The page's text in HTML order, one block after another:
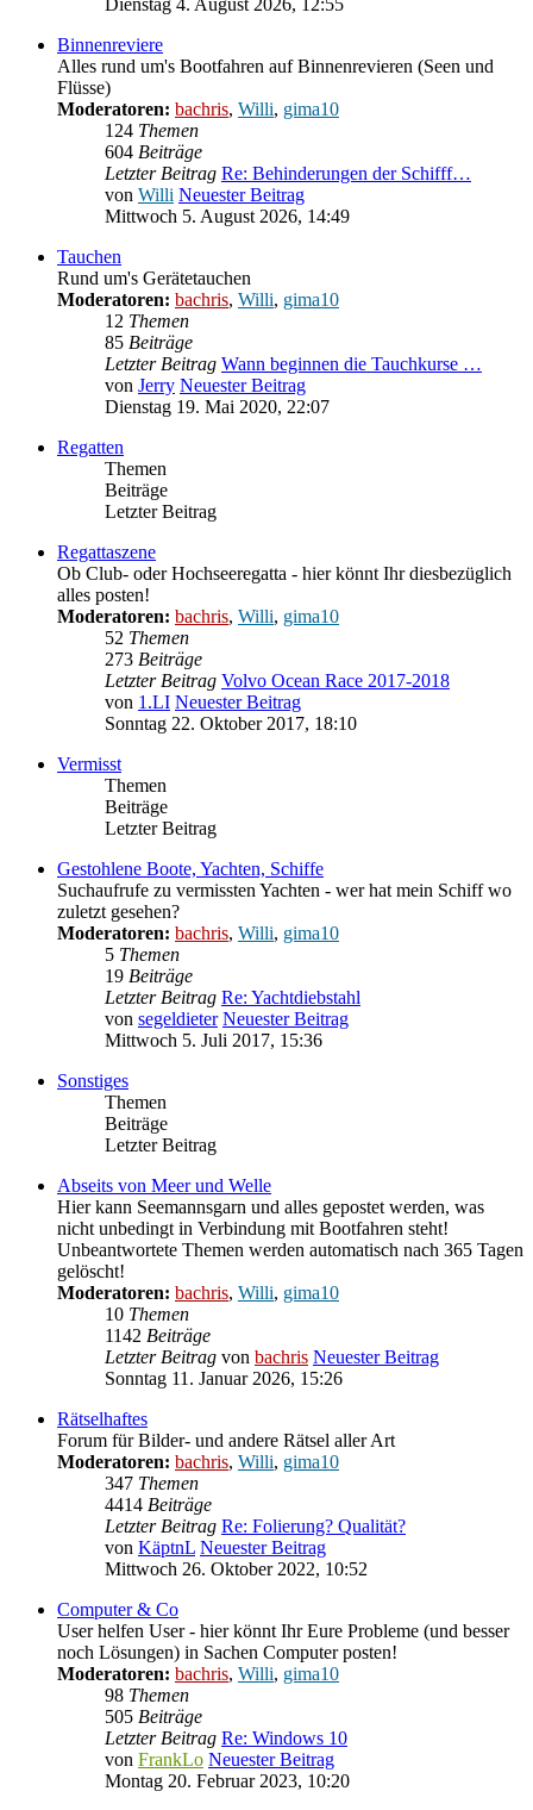
Dienstag 4. August 2026, 12:55
Binnenreviere
Alles rund um's Bootfahren auf Binnenrevieren (Seen und
Flüsse)
Moderatoren: bachris, Willi, gima10
124 Themen
604 Beiträge
Letzter Beitrag Re: Behinderungen der Schifff…
von Willi Neuester Beitrag
Mittwoch 5. August 2026, 14:49
Tauchen
Rund um's Gerätetauchen
Moderatoren: bachris, Willi, gima10
12 Themen
85 Beiträge
Letzter Beitrag Wann beginnen die Tauchkurse …
von Jerry Neuester Beitrag
Dienstag 19. Mai 2020, 22:07
Regatten
Themen
Beiträge
Letzter Beitrag
Regattaszene
Ob Club- oder Hochseeregatta - hier könnt Ihr diesbezüglich
alles posten!
Moderatoren: bachris, Willi, gima10
52 Themen
273 Beiträge
Letzter Beitrag Volvo Ocean Race 2017-2018
von 1.LI Neuester Beitrag
Sonntag 22. Oktober 2017, 18:10
Vermisst
Themen
Beiträge
Letzter Beitrag
Gestohlene Boote, Yachten, Schiffe
Suchaufrufe zu vermissten Yachten - wer hat mein Schiff wo
zuletzt gesehen?
Moderatoren: bachris, Willi, gima10
5 Themen
19 Beiträge
Letzter Beitrag Re: Yachtdiebstahl
von segeldieter Neuester Beitrag
Mittwoch 5. Juli 2017, 15:36
Sonstiges
Themen
Beiträge
Letzter Beitrag
Abseits von Meer und Welle
Hier kann Seemannsgarn und alles gepostet werden, was
nicht unbedingt in Verbindung mit Bootfahren steht!
Unbeantwortete Themen werden automatisch nach 365 Tagen
gelöscht!
Moderatoren: bachris, Willi, gima10
10 Themen
1142 Beiträge
Letzter Beitrag von bachris Neuester Beitrag
Sonntag 11. Januar 2026, 15:26
Rätselhaftes
Forum für Bilder- und andere Rätsel aller Art
Moderatoren: bachris, Willi, gima10
347 Themen
4414 Beiträge
Letzter Beitrag Re: Folierung? Qualität?
von KäptnL Neuester Beitrag
Mittwoch 26. Oktober 2022, 10:52
Computer & Co
User helfen User - hier könnt Ihr Eure Probleme (und besser
noch Lösungen) in Sachen Computer posten!
Moderatoren: bachris, Willi, gima10
98 Themen
505 Beiträge
Letzter Beitrag Re: Windows 10
von FrankLo Neuester Beitrag
Montag 20. Februar 2023, 10:20